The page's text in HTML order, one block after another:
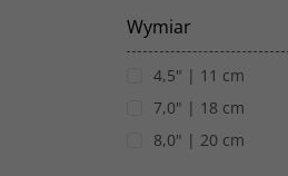
Wymiar
4,5" | 11 cm
7,0" | 18 cm
8,0" | 20 cm